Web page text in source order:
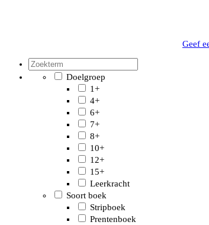
Geef
Doelgroep
1+
4+
6+
7+
8+
10+
12+
15+
Leerkracht
Soort boek
Stripboek
Prentenboek